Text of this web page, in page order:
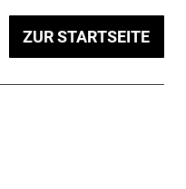
ZUR STARTSEITE